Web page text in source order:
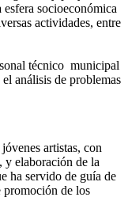
socioeconómica
actividades, entre
técnico municipal
análisis de problemas
artistas, con
y elaboración de la
ha servido de guía de
promoción de los